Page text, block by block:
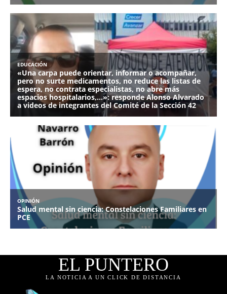
EL PUNTERO
LA NOTICIA A UN CLICK DE DISTANCIA